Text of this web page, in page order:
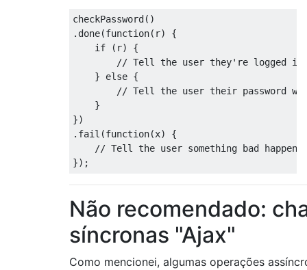
checkPassword()
. done(function( r)
{
if
( r)
{
// Tell the user they're logged in
}
else {
// Tell the user their password
}
})
. fail (function(x)
{
// Tell the user something bad
});
Não recomendado:
síncronas "Ajax"
Como mencionei, algumas operações